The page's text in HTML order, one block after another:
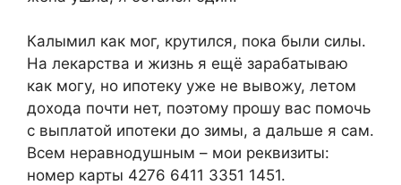
Калымил как мог, крутился, пока были силы.
На лекарства и жизнь я ещё зарабатываю
как могу, но ипотеку уже не вывожу, летом
дохода почти нет, поэтому прошу вас помочь
с выплатой ипотеки до зимы, а дальше я сам.
Всем неравнодушным – мои реквизиты:
номер карты 4276 6411 3351 1451.